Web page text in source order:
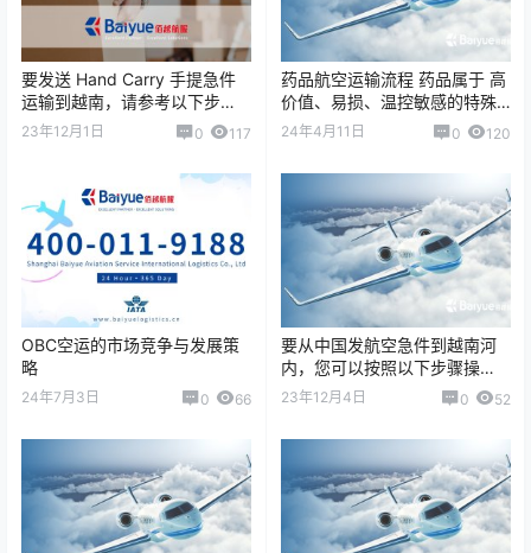
要发送 Hand Carry 手提急件
运输到越南，请参考以下步
骤： 1. 选择一家靠谱的 Hand
23年12月1日 0 117
药品航空运输流程 药品属于 高
价值、易损、温控敏感的特殊
货物，在空运过程中需要严格
遵守运输规范，以确保药品质
量和安全。 …
24年4月11日 0 120
OBC空运的市场竞争与发展策
略
24年7月3日 0 66
要从中国发航空急件到越南河
内，您可以按照以下步骤操
作： 1.选择快递公司 确定一家
提供国际空运服务的快递公
司。上海佰越航…
23年12月4日 0 52